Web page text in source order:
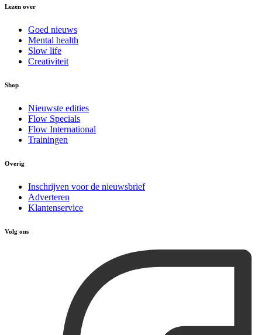
Lezen over
Goed nieuws
Mental health
Slow life
Creativiteit
Shop
Nieuwste edities
Flow Specials
Flow International
Trainingen
Overig
Inschrijven voor de nieuwsbrief
Adverteren
Klantenservice
Volg ons